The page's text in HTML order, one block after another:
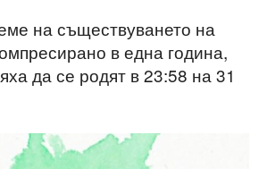
на съществуването на
в една година,
да се родят в 23:58 на 31